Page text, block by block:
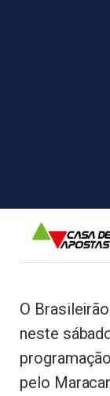
O
neste
pelo